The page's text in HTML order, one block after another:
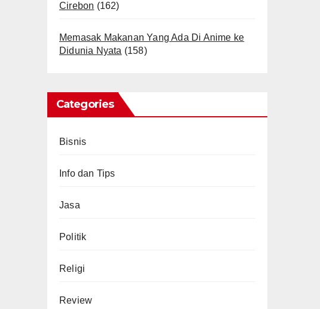
Cirebon (162)
Memasak Makanan Yang Ada Di Anime ke
Didunia Nyata (158)
Categories
Bisnis
Info dan Tips
Jasa
Politik
Religi
Review